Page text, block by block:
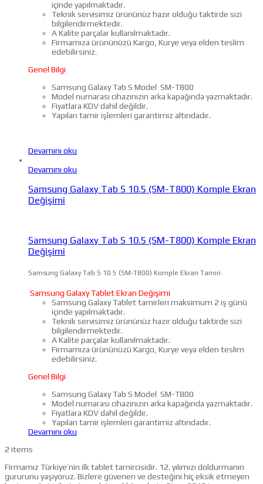
içinde yapılmaktadır.
Teknik servisimiz ürününüz hazır olduğu taktirde sizi
bilgilendirmektedir.
A Kalite parçalar kullanılmaktadır.
Firmamıza ürününüzü Kargo, Kurye veya elden teslim
edebilirsiniz.
Genel Bilgi
Samsung Galaxy Tab S Model SM-T800
Model numarası cihazınızın arka kapağında yazmaktadır.
Fiyatlara KDV dahil değildir.
Yapılan tamir işlemleri garantimiz altındadır.
Devamını oku
Devamını oku
Samsung Galaxy Tab S 10.5 (SM-T800) Komple Ekran
Değişimi
Samsung Galaxy Tab S 10.5 (SM-T800) Komple Ekran
Değişimi
Samsung Galaxy Tab S 10.5 (SM-T800) Komple Ekran Tamiri
Samsung Galaxy Tablet Ekran Değişimi
Samsung Galaxy Tablet tamirleri maksimum 2 iş günü
içinde yapılmaktadır.
Teknik servisimiz ürününüz hazır olduğu taktirde sizi
bilgilendirmektedir.
A Kalite parçalar kullanılmaktadır.
Firmamıza ürününüzü Kargo, Kurye veya elden teslim
edebilirsiniz.
Genel Bilgi
Samsung Galaxy Tab S Model SM-T800
Model numarası cihazınızın arka kapağında yazmaktadır.
Fiyatlara KDV dahil değildir.
Yapılan tamir işlemleri garantimiz altındadır.
Devamını oku
2 items
Firmamız Türkiye’nin ilk tablet tamircisidir. 12. yılımızı doldurmanın
gururunu yaşıyoruz. Bizlere güvenen ve desteğini hiç eksik etmeyen